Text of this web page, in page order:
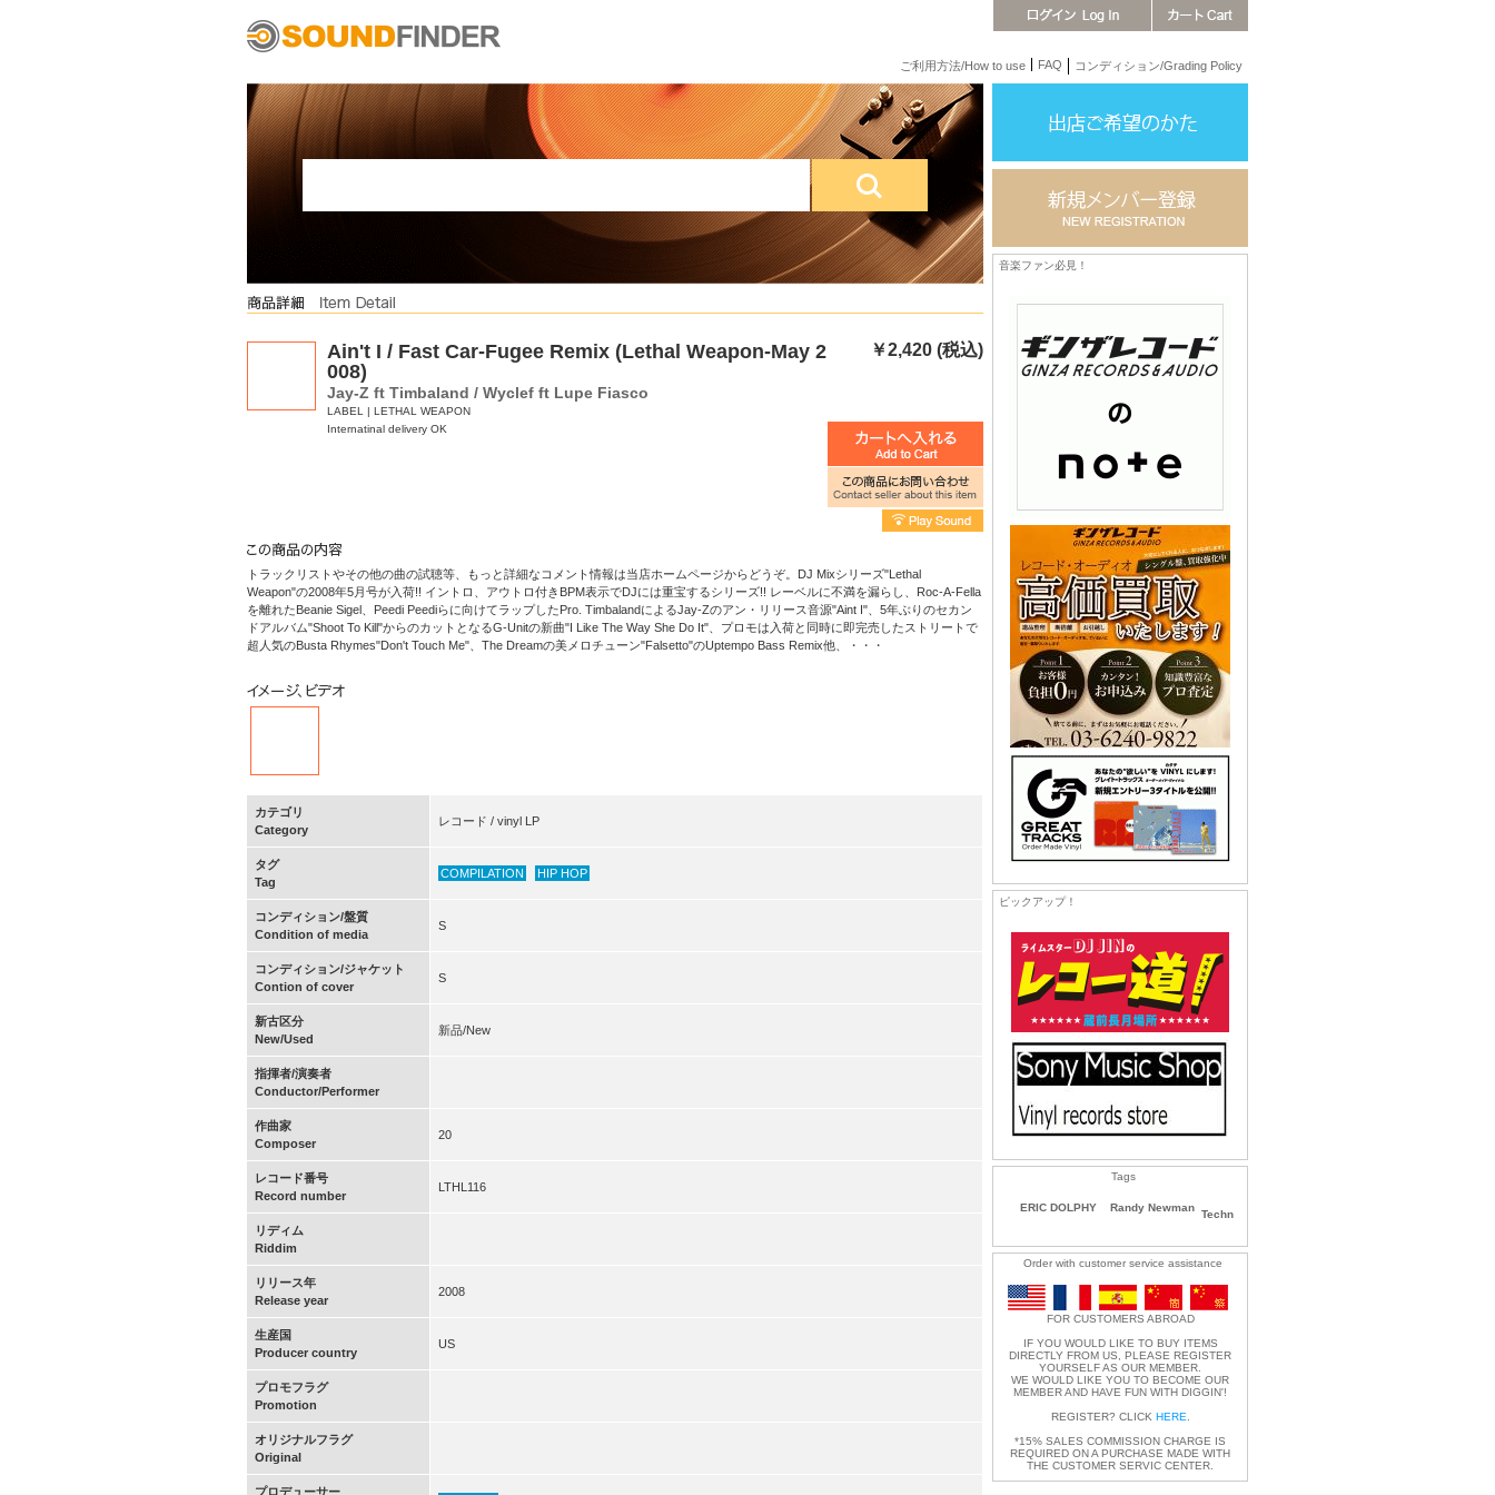
ご利用方法/How to use FAQ コンディション/Grading Policy
Ain't I / Fast Car-Fugee Remix (Lethal Weapon-May 2
008)
￥2,420 (税込)
Jay-Z ft Timbaland / Wyclef ft Lupe Fiasco
LABEL | LETHAL WEAPON
Internatinal delivery OK
トラックリストやその他の曲の試聴等、もっと詳細なコメント情報は当店ホームページからどうぞ。DJ Mixシリーズ"Lethal
Weapon"の2008年5月号が入荷!! イントロ、アウトロ付きBPM表示でDJには重宝するシリーズ!! レーベルに不満を漏らし、Roc-A-Fella
を離れたBeanie Sigel、Peedi Peediらに向けてラップしたPro. TimbalandによるJay-Zのアン・リリース音源"Aint I"、5年ぶりのセカン
ドアルバム"Shoot To Kill"からのカットとなるG-Unitの新曲"I Like The Way She Do It"、プロモは入荷と同時に即完売したストリートで
超人気のBusta Rhymes"Don't Touch Me"、The Dreamの美メロチューン"Falsetto"のUptempo Bass Remix他、・・・
カテゴリ
Category
レコード / vinyl LP
タグ
Tag
COMPILATION HIP HOP
コンディション/盤質
Condition of media
S
コンディション/ジャケット
Contion of cover
S
新古区分
New/Used
新品/New
指揮者/演奏者
Conductor/Performer
作曲家
Composer
20
レコード番号
Record number
LTHL116
リディム
Riddim
リリース年
Release year
2008
生産国
Producer country
US
プロモフラグ
Promotion
オリジナルフラグ
Original
プロデューサー
音楽ファン必見！
ピックアップ！
Tags
ERIC DOLPHY Randy Newman
Techn
Order with customer service assistance
FOR CUSTOMERS ABROAD
IF YOU WOULD LIKE TO BUY ITEMS
DIRECTLY FROM US, PLEASE REGISTER
YOURSELF AS OUR MEMBER.
WE WOULD LIKE YOU TO BECOME OUR
MEMBER AND HAVE FUN WITH DIGGIN'!
REGISTER? CLICK HERE
*15% SALES COMMISSION CHARGE IS
REQUIRED ON A PURCHASE MADE WITH
THE CUSTOMER SERVIC CENTER.